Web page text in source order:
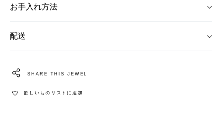
お手入れ方法
配送
SHARE THIS JEWEL
欲しいものリストに追加